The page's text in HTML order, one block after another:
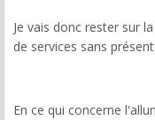
Je vais donc rester sur
de services sans
En ce qui concerne